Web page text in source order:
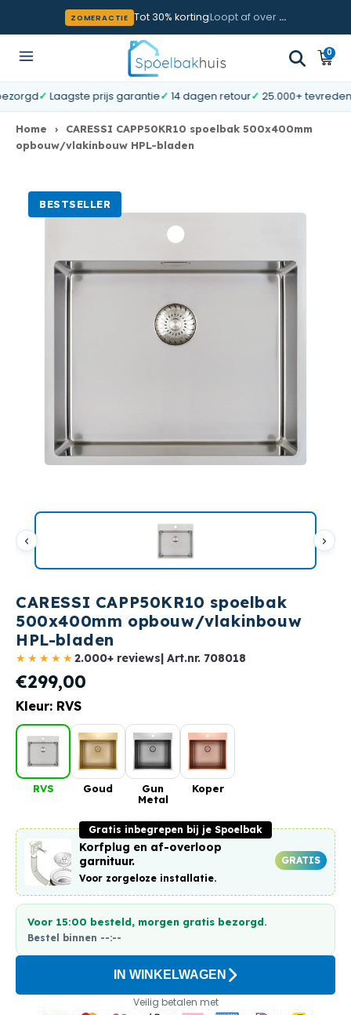
Meteen naar de content
ZOMERACTIE Tot 30% kortingLoopt af over …
00
✓Laagste prijs garantie✓14 dagen retour✓25.000+ tevreden
Home ›
CARESSI CAPP50KR10 spoelbak 500x400mm
opbouw/vlakinbouw HPL-bladen
BESTSELLER
CARESSI CAPP50KR10 spoelbak
500x400mm opbouw/vlakinbouw
HPL-bladen
★★★★★2.000+ reviews | Art.nr. 708018
€299,00
Kleur: RVS
RVS Goud
Gun
Metal
Koper
Gratis inbegrepen bij je Spoelbak
Korfplug en af-overloop
garnituur.
Voor zorgeloze installatie.
GRATIS
Voor 15:00 besteld, morgen gratis bezorgd.
Bestel binnen --:--
IN WINKELWAGEN
Veilig betalen met